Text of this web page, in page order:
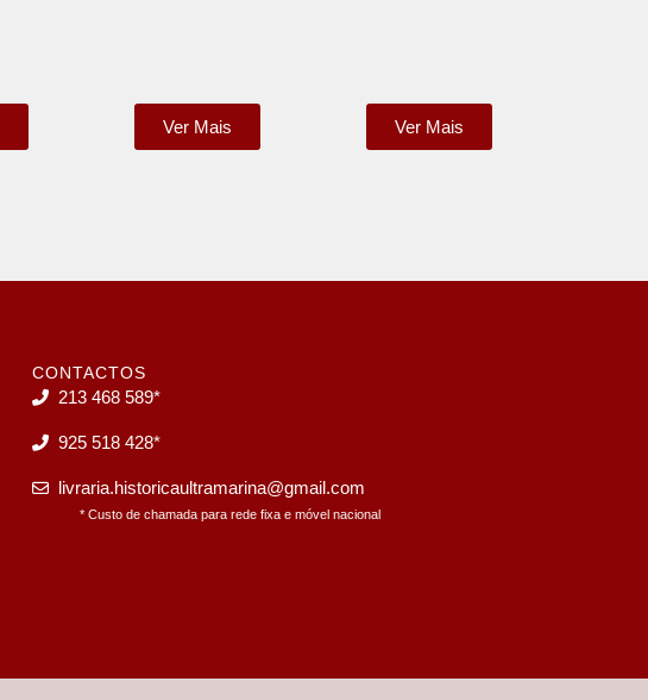
Ver Mais Ver Mais
CONTACTOS
213 468 589*
925 518 428*
livraria.historicaultramarina@gmail.com
* Custo de chamada para rede fixa e móvel nacional